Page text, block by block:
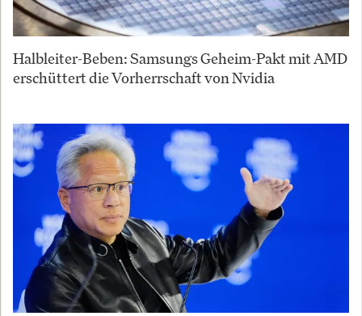
Halbleiter-Beben: Samsungs Geheim-Pakt mit AMD
erschüttert die Vorherrschaft von Nvidia